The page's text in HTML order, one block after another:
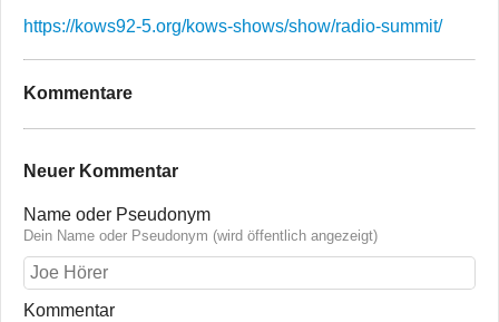
https://kows92-5.org/kows-shows/show/radio-summit/
Kommentare
Neuer Kommentar
Name oder Pseudonym
Dein Name oder Pseudonym (wird öffentlich angezeigt)
Kommentar